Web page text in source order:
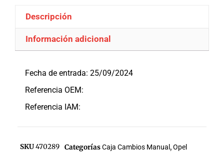
Descripción
Información adicional
Fecha de entrada: 25/09/2024
Referencia OEM:
Referencia IAM:
SKU470289 CategoríasCaja Cambios Manual ,Opel